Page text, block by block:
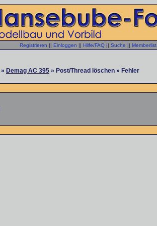
Registrieren || Einloggen || Hilfe/FAQ || Suche || Memberlist
» Demag AC 395 » Post/Thread löschen » Fehler